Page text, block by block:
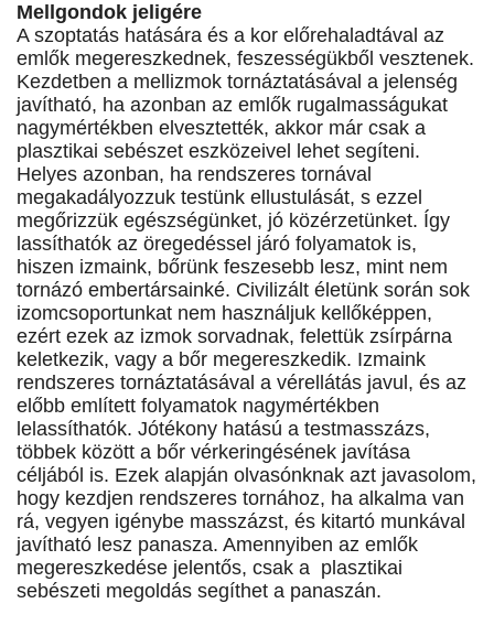
Mellgondok jeligére
A szoptatás hatására és a kor előrehaladtával az
emlők megereszkednek, feszességükből vesztenek.
Kezdetben a mellizmok tornáztatásával a jelenség
javítható, ha azonban az emlők rugalmasságukat
nagymértékben elvesztették, akkor már csak a
plasztikai sebészet eszközeivel lehet segíteni.
Helyes azonban, ha rendszeres tornával
megakadályozzuk testünk ellustulását, s ezzel
megőrizzük egészségünket, jó közérzetünket. Így
lassíthatók az öregedéssel járó folyamatok is,
hiszen izmaink, bőrünk feszesebb lesz, mint nem
tornázó embertársainké. Civilizált életünk során sok
izomcsoportunkat nem használjuk kellőképpen,
ezért ezek az izmok sorvadnak, felettük zsírpárna
keletkezik, vagy a bőr megereszkedik. Izmaink
rendszeres tornáztatásával a vérellátás javul, és az
előbb említett folyamatok nagymértékben
lelassíthatók. Jótékony hatású a testmasszázs,
többek között a bőr vérkeringésének javítása
céljából is. Ezek alapján olvasónknak azt javasolom,
hogy kezdjen rendszeres tornához, ha alkalma van
rá, vegyen igénybe masszázst, és kitartó munkával
javítható lesz panasza. Amennyiben az emlők
megereszkedése jelentős, csak a plasztikai
sebészeti megoldás segíthet a panaszán.